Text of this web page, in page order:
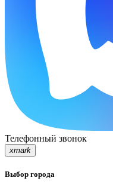
Телефонный звонок
xmark
Выбор города